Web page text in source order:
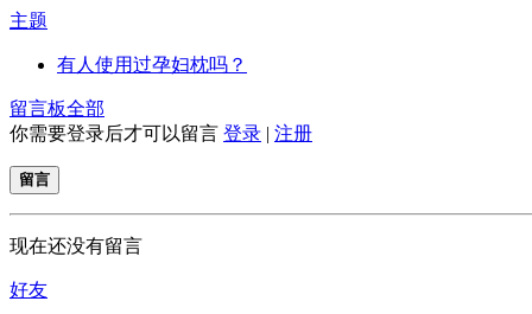
主题
有人使用过孕妇枕吗？
留言板全部
你需要登录后才可以留言 登录 | 注册
留言
现在还没有留言
好友